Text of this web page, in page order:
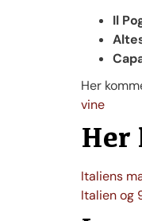
Il
Her
vine
Her
Italiens
Italien og